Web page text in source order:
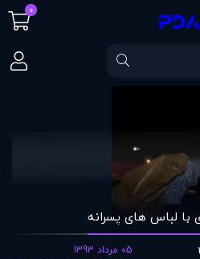
با لباس های پسرانه
با لباس های پسرانه
05 مرداد 1393
0